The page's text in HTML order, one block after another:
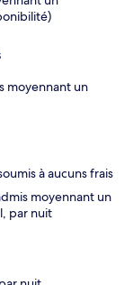
moyennant un
à aucuns frais
moyennant un
par nuit